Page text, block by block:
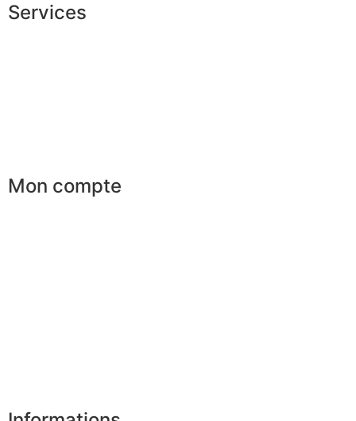
Services
Mon compte